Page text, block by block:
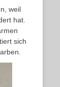
weil
hat.
sich